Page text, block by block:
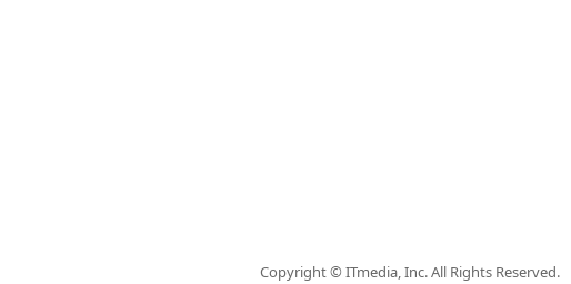
Copyright © ITmedia, Inc. All Rights Reserved.